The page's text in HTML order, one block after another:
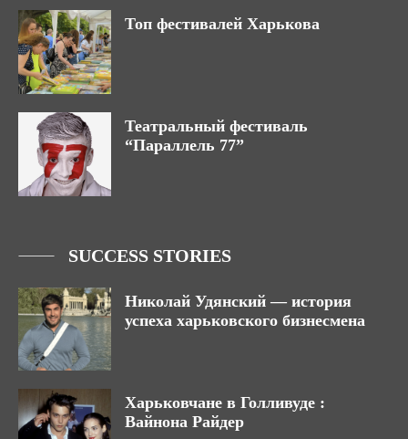
Топ фестивалей Харькова
Театральный фестиваль
“Параллель 77”
SUCCESS STORIES
Николай Удянский — история
успеха харьковского бизнесмена
Харьковчане в Голливуде :
Вайнона Райдер